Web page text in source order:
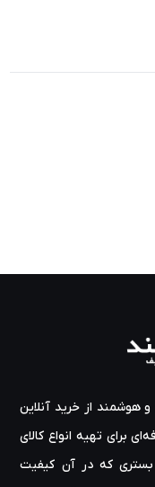
هوشمند از خرید آنلاین
برای تهیه‌ انواع کالای
بستری که در آن کیفیت